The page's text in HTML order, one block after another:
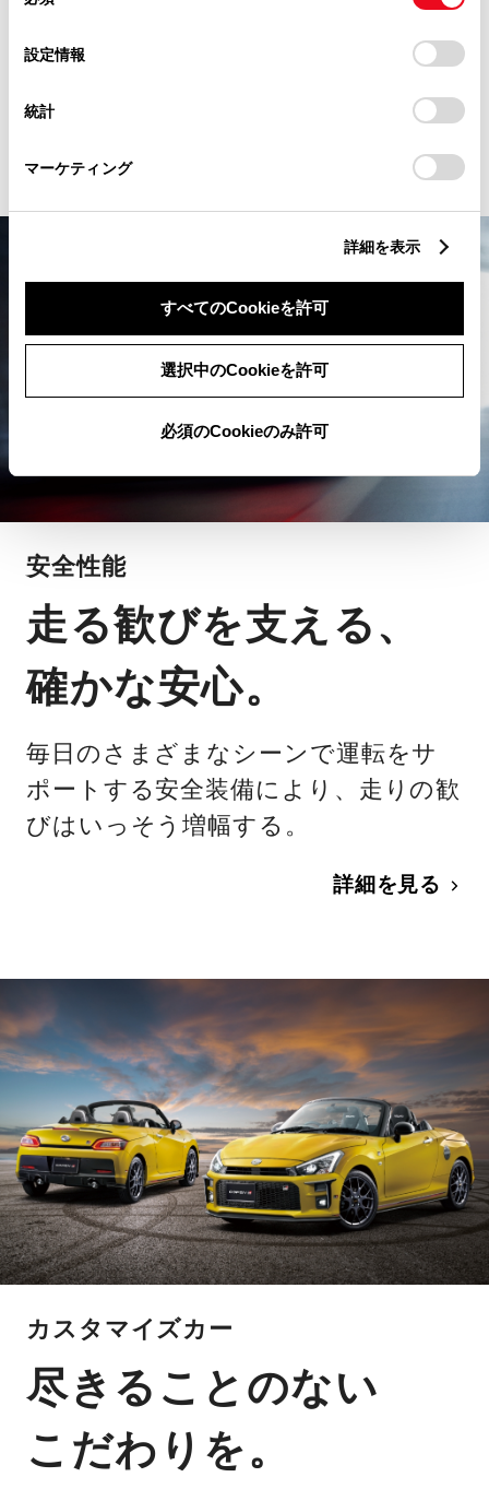
デバイスにすべてのCookie(クッキー)が保存されることに同
意したことになります。Cookie(クッキー)のオプトアウト、
設定の変更、同意を撤回したりするにあたっては、当社の
「Cookie（クッキー）情報の取り扱いについて
」をご覧くだ
設定情報
統計
マーケティング
詳細を表示
すべてのCookieを許可
選択中のCookieを許可
必須のCookieのみ許可
イビング体験へとあなたを誘う。
詳細を見る
安全性能
走る歓びを支える、
確かな安心。
毎日のさまざまなシーンで運転をサ
ポートする安全装備により、走りの歓
びはいっそう増幅する。
詳細を見る
カスタマイズカー
尽きることのない
こだわりを。